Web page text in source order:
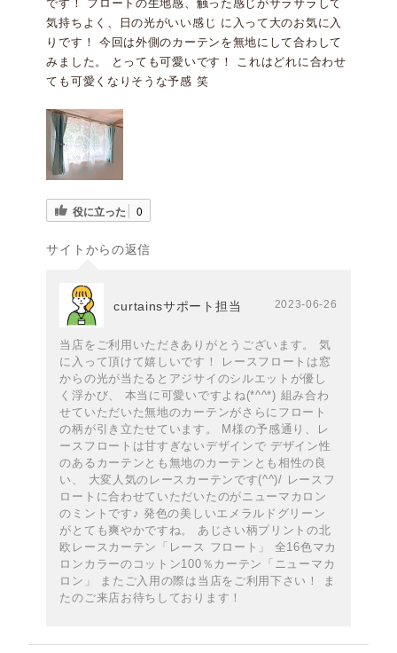
です！ フロートの生地感、触った感じがサラサラして
気持ちよく、日の光がいい感じ に入って大のお気に入
りです！ 今回は外側のカーテンを無地にして合わして
みました。 とっても可愛いです！ これはどれに合わせ
ても可愛くなりそうな予感 笑 ⁡
役に立った 0
サイトからの返信
curtainsサポート担当 2023-06-26
当店をご利用いただきありがとうございます。 気
に入って頂けて嬉しいです！ レースフロートは窓
からの光が当たるとアジサイのシルエットが優し
く浮かび、 本当に可愛いですよね(*^^*) 組み合わ
せていただいた無地のカーテンがさらにフロート
の柄が引き立たせています。 M様の予感通り、レ
ースフロートは甘すぎないデザインで デザイン性
のあるカーテンとも無地のカーテンとも相性の良
い、 大変人気のレースカーテンです(^^)/ レースフ
ロートに合わせていただいたのがニューマカロン
のミントです♪ 発色の美しいエメラルドグリーン
がとても爽やかですね。 あじさい柄プリントの北
欧レースカーテン「レース フロート」 全16色マカ
ロンカラーのコットン100％カーテン「ニューマカ
ロン」 またご入用の際は当店をご利用下さい！ ま
たのご来店お待ちしております！